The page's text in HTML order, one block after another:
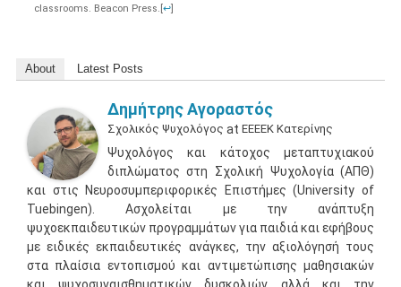
classrooms. Beacon Press. [↩]
About Latest Posts
Δημήτρης Αγοραστός
Σχολικός Ψυχολόγος at ΕΕΕΕΚ Κατερίνης
Ψυχολόγος και κάτοχος μεταπτυχιακού
διπλώματος στη Σχολική Ψυχολογία (ΑΠΘ)
και στις Νευροσυμπεριφορικές Επιστήμες (University of
Tuebingen). Ασχολείται με την ανάπτυξη
ψυχοεκπαιδευτικών προγραμμάτων για παιδιά και εφήβους
με ειδικές εκπαιδευτικές ανάγκες, την αξιολόγησή τους
στα πλαίσια εντοπισμού και αντιμετώπισης μαθησιακών
και ψυχοσυναισθηματικών δυσκολιών, αλλά και την